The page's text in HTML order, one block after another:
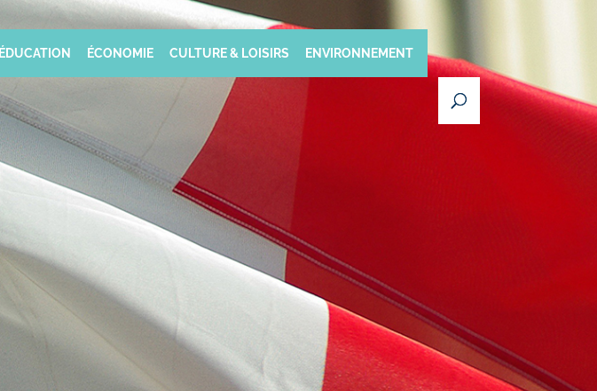
ÉDUCATION ÉCONOMIE CULTURE & LOISIRS ENVIRONNEMENT